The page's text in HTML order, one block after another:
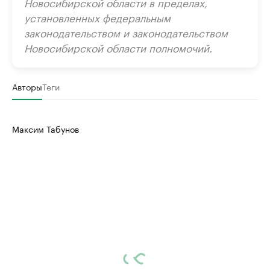
установленных федеральным
законодательством и законодательством
Новосибирской области полномочий.
АвторыТеги
Максим Табунов